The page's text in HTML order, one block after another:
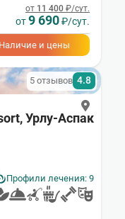
от 11 400 ₽/сут.
от9 690₽/сут.
Наличие и цены
5 отзывов 4.8
Урлу-Аспак
Профили лечения: 9